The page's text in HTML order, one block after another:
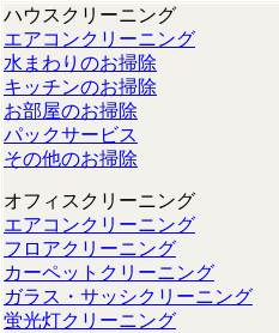
ハウスクリーニング
エアコンクリーニング
水まわりのお掃除
キッチンのお掃除
お部屋のお掃除
パックサービス
その他のお掃除
オフィスクリーニング
エアコンクリーニング
フロアクリーニング
カーペットクリーニング
ガラス・サッシクリーニング
蛍光灯クリーニング